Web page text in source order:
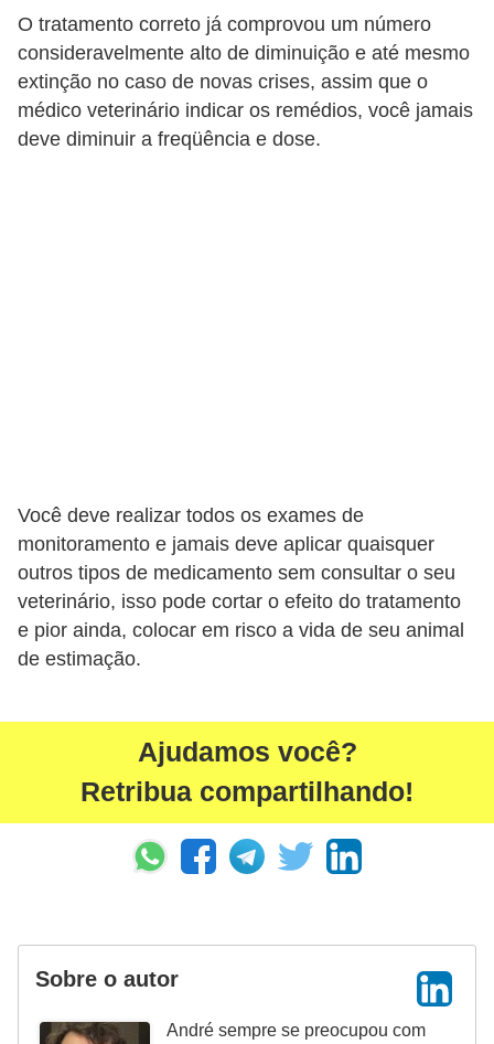
O tratamento correto já comprovou um número
consideravelmente alto de diminuição e até mesmo
extinção no caso de novas crises, assim que o
médico veterinário indicar os remédios, você jamais
deve diminuir a freqüência e dose.
Você deve realizar todos os exames de
monitoramento e jamais deve aplicar quaisquer
outros tipos de medicamento sem consultar o seu
veterinário, isso pode cortar o efeito do tratamento
e pior ainda, colocar em risco a vida de seu animal
de estimação.
Ajudamos você?
Retribua compartilhando!
Sobre o autor
André sempre se preocupou com
t
o
s
e
f
e
s
o
r
n
m
n
t
p